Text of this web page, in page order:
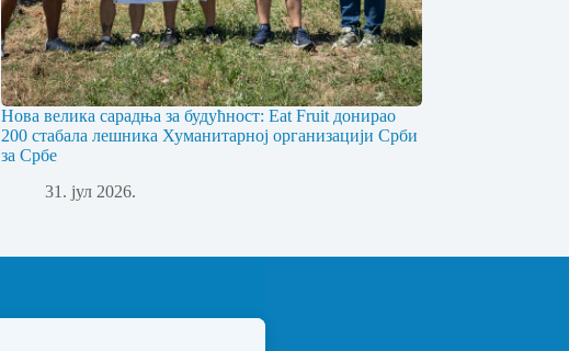
Нова велика сарадња за будућност: Eat Fruit донирао
200 стабала лешника Хуманитарној организацији Срби
за Србе
31. јул 2026.